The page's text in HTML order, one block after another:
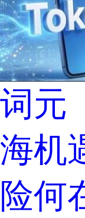
词元
海机
险何